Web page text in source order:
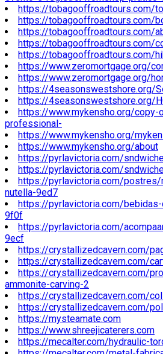
https://tobagooffroadtours.com/
https://tobagooffroadtours.com/
https://tobagooffroadtours.com/
https://tobagooffroadtours.com/
https://tobagooffroadtours.com/
https://www.zeromortgage.org/
https://www.zeromortgage.org/
https://4seasonswestshore.org/
https://4seasonswestshore.org/
https://www.mykensho.org/copy-
professional-
https://www.mykensho.org/
https://www.mykensho.org/about
https://pyrlavictoria.com/
https://pyrlavictoria.com/
https://pyrlavictoria.com/
nutella-9ed7
https://pyrlavictoria.com/
9f0f
https://pyrlavictoria.com/
9ecf
https://crystallizedcavern.com/
https://crystallizedcavern.com/
https://crystallizedcavern.com/
ammonite-carving-2
https://crystallizedcavern.com/
https://crystallizedcavern.com/
https://mysteamate.com
https://www.shreejicaterers.com
https://mecalter.com/hydraulic-